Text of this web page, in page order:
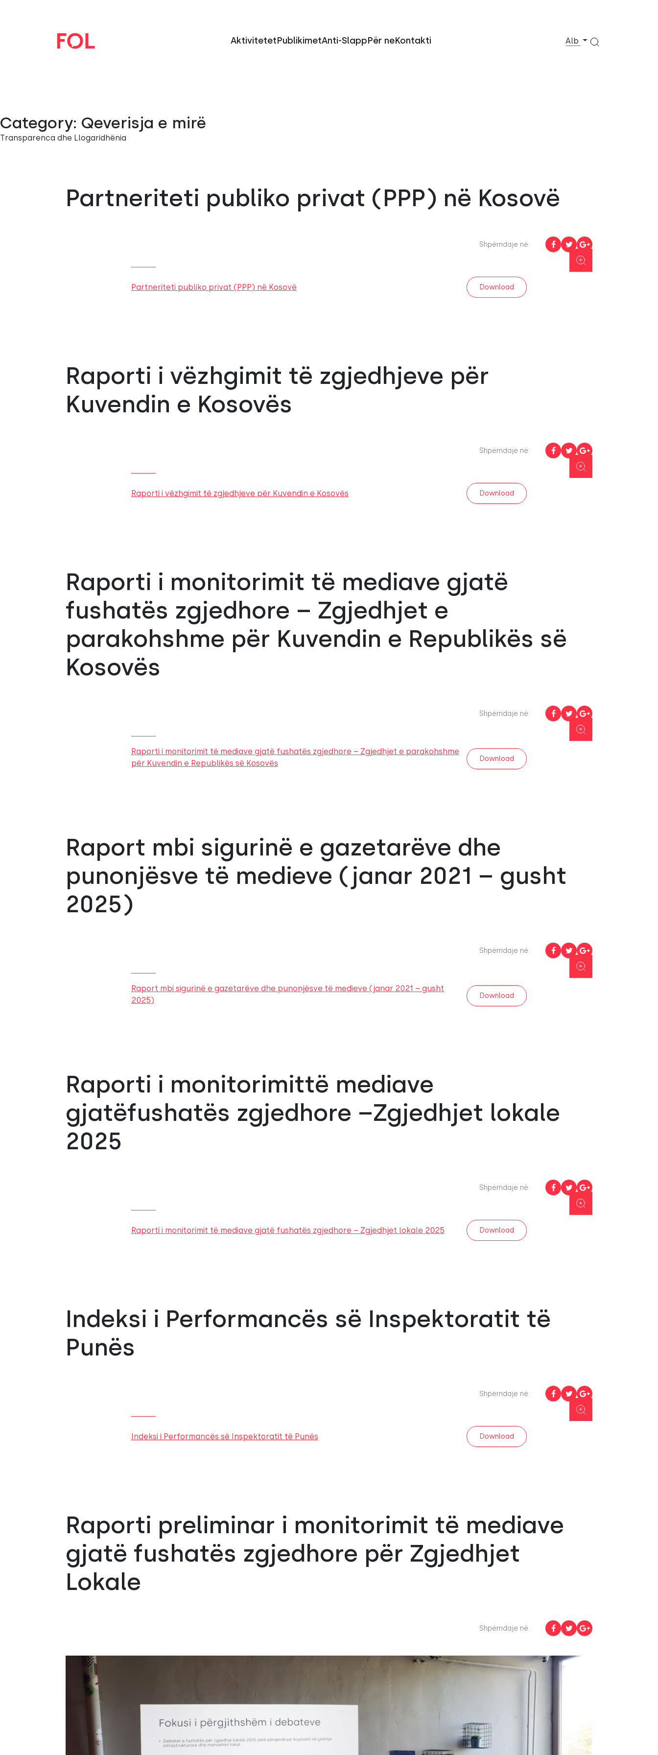
AktivitetetPublikimetAnti-SlappPër neKontakti Alb
Category: Qeverisja e mirë
Transparenca dhe Llogaridhënia
Partneriteti publiko privat (PPP) në Kosovë
Shpërndaje në:
Partneriteti publiko privat (PPP) në Kosovë Download
Raporti i vëzhgimit të zgjedhjeve për
Kuvendin e Kosovës
Shpërndaje në:
Raporti i vëzhgimit të zgjedhjeve për Kuvendin e Kosovës Download
Raporti i monitorimit të mediave gjatë
fushatës zgjedhore – Zgjedhjet e
parakohshme për Kuvendin e Republikës së
Kosovës
Shpërndaje në:
Raporti i monitorimit të mediave gjatë fushatës zgjedhore – Zgjedhjet e parakohshme
për Kuvendin e Republikës së Kosovës
Download
Raport mbi sigurinë e gazetarëve dhe
punonjësve të medieve (janar 2021 – gusht
2025)
Shpërndaje në:
Raport mbi sigurinë e gazetarëve dhe punonjësve të medieve (janar 2021 – gusht
2025)
Download
Raporti i monitorimittë mediave
gjatëfushatës zgjedhore –Zgjedhjet lokale
2025
Shpërndaje në:
Raporti i monitorimit të mediave gjatë fushatës zgjedhore – Zgjedhjet lokale 2025 Download
Indeksi i Performancës së Inspektoratit të
Punës
Shpërndaje në:
Indeksi i Performancës së Inspektoratit të Punës Download
Raporti preliminar i monitorimit të mediave
gjatë fushatës zgjedhore për Zgjedhjet
Lokale
Shpërndaje në: